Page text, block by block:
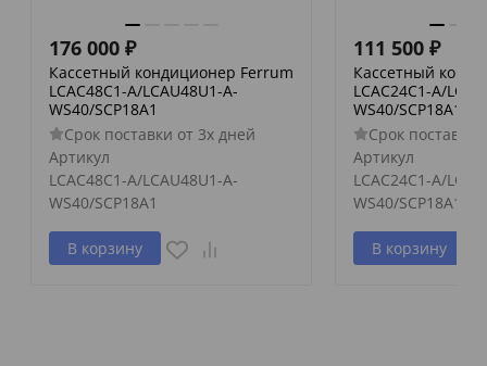
176 000 ₽
Кассетный кондиционер Ferrum
LCAC48C1-A/LCAU48U1-A-
WS40/SCP18A1
Срок поставки от 3х дней
Артикул
LCAC48C1-A/LCAU48U1-A-
WS40/SCP18A1
В корзину
111 500 ₽
Кассетный
LCAC24C1-A/
WS40/SCP18A1
Срок поставки
Артикул
LCAC24C1-A/
WS40/SCP18A1
В корзину